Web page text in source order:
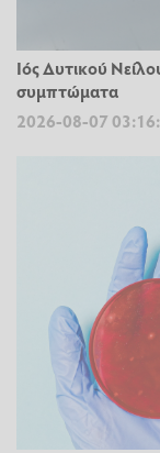
Ιός Δυτικού
συμπτώματα
2026-08-07